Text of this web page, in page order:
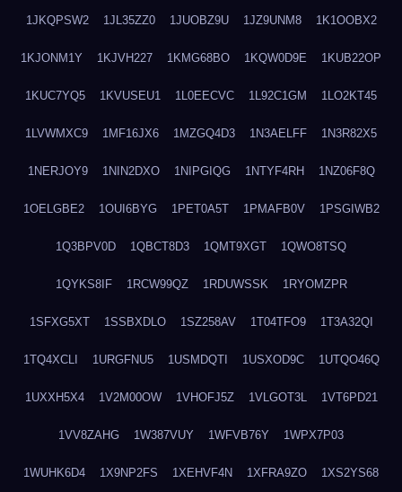
1JKQPSW2 1JL35ZZ0 1JUOBZ9U 1JZ9UNM8 1K1OOBX2
1KJONM1Y 1KJVH227 1KMG68BO 1KQW0D9E 1KUB22OP
1KUC7YQ5 1KVUSEU1 1L0EECVC 1L92C1GM 1LO2KT45
1LVWMXC9 1MF16JX6 1MZGQ4D3 1N3AELFF 1N3R82X5
1NERJOY9 1NIN2DXO 1NIPGIQG 1NTYF4RH 1NZ06F8Q
1OELGBE2 1OUI6BYG 1PET0A5T 1PMAFB0V 1PSGIWB2
1Q3BPV0D 1QBCT8D3 1QMT9XGT 1QWO8TSQ
1QYKS8IF 1RCW99QZ 1RDUWSSK 1RYOMZPR
1SFXG5XT 1SSBXDLO 1SZ258AV 1T04TFO9 1T3A32QI
1TQ4XCLI 1URGFNU5 1USMDQTI 1USXOD9C 1UTQO46Q
1UXXH5X4 1V2M00OW 1VHOFJ5Z 1VLGOT3L 1VT6PD21
1VV8ZAHG 1W387VUY 1WFVB76Y 1WPX7P03
1WUHK6D4 1X9NP2FS 1XEHVF4N 1XFRA9ZO 1XS2YS68